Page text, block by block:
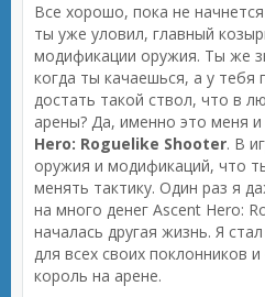
Все хорошо, пока не
ты уже уловил, главный
модификации оружия. Ты же
когда ты качаешься, а у
достать такой ствол, что в
арены? Да, именно это меня и
Hero: Roguelike Shooter. В
оружия и модификаций, что
менять тактику. Один раз я
на много денег Ascent Hero:
началась другая жизнь. Я
для всех своих поклонников
король на арене.